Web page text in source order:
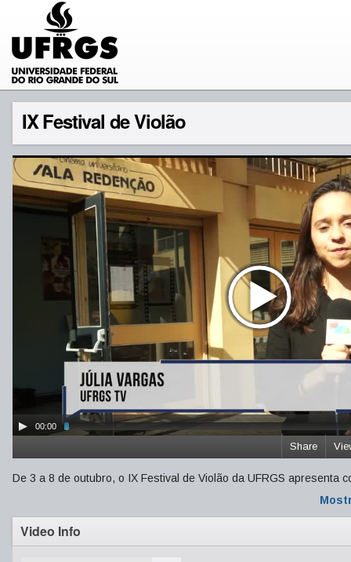
IX Festival de Violão
00:00
Share
De 3 a 8 de outubro, o IX Festival de Violão da UFRGS apresenta
Video Info